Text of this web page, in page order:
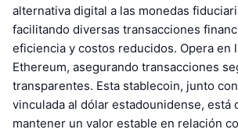
alternativa digital a las monedas
facilitando diversas transacciones
eficiencia y costos reducidos. Opera en
Ethereum, asegurando transacciones
transparentes. Esta stablecoin, junto
vinculada al dólar estadounidense, está
mantener un valor estable en relación